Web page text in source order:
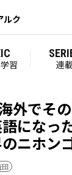
ルク
習 連載
外でそ
になっ
ニホン
団